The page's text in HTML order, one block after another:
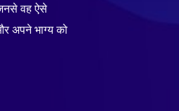
वह ऐसे
अपने भाग्य को